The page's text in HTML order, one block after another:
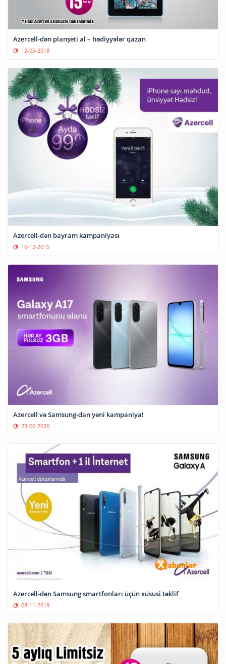
Azercell-dən planşeti al – hədiyyələr qazan
12-05-2018
Azercell-dən bayram kampaniyası
16-12-2015
Azercell və Samsung-dan yeni kampaniya!
23-06-2026
Azercell-dən Samsung smartfonları üçün xüsusi təklif
08-11-2019